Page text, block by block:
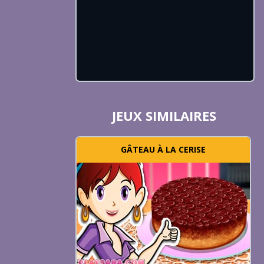
JEUX SIMILAIRES
GÂTEAU À LA CERISE